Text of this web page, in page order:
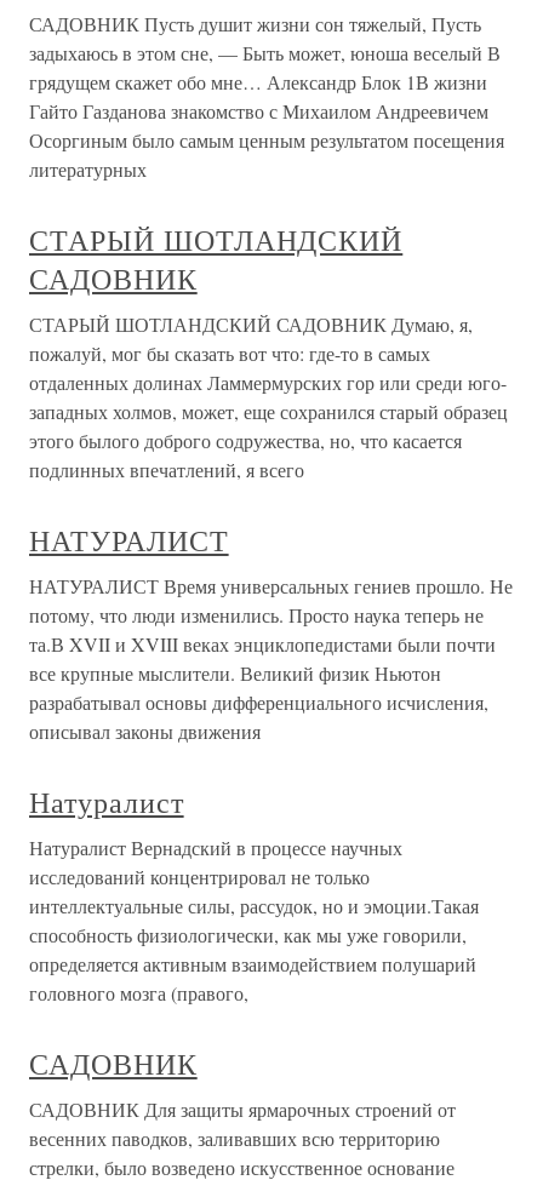
САДОВНИК Пусть душит жизни сон тяжелый, Пусть
задыхаюсь в этом сне, — Быть может, юноша веселый В
грядущем скажет обо мне… Александр Блок 1В жизни
Гайто Газданова знакомство с Михаилом Андреевичем
Осоргиным было самым ценным результатом посещения
литературных
СТАРЫЙ ШОТЛАНДСКИЙ
САДОВНИК
СТАРЫЙ ШОТЛАНДСКИЙ САДОВНИК Думаю, я,
пожалуй, мог бы сказать вот что: где-то в самых
отдаленных долинах Ламмермурских гор или среди юго-
западных холмов, может, еще сохранился старый образец
этого былого доброго содружества, но, что касается
подлинных впечатлений, я всего
НАТУРАЛИСТ
НАТУРАЛИСТ Время универсальных гениев прошло. Не
потому, что люди изменились. Просто наука теперь не
та.В XVII и XVIII веках энциклопедистами были почти
все крупные мыслители. Великий физик Ньютон
разрабатывал основы дифференциального исчисления,
описывал законы движения
Натуралист
Натуралист Вернадский в процессе научных
исследований концентрировал не только
интеллектуальные силы, рассудок, но и эмоции.Такая
способность физиологически, как мы уже говорили,
определяется активным взаимодействием полушарий
головного мозга (правого,
САДОВНИК
САДОВНИК Для защиты ярмарочных строений от
весенних паводков, заливавших всю территорию
стрелки, было возведено искусственное основание